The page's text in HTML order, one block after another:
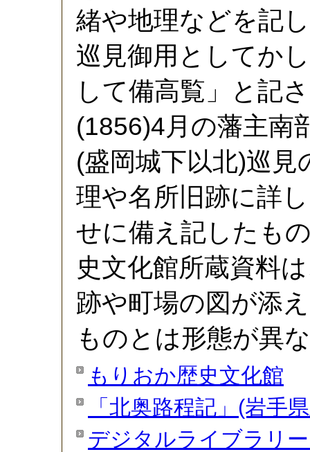
緒や地理などを記
巡見御用としてか
して備高覧」と記
(1856)4月の藩主南
(盛岡城下以北)巡
理や名所旧跡に詳
せに備え記したも
史文化館所蔵資料
跡や町場の図が添
ものとは形態が異
もりおか歴史文化館
「北奥路程記」(岩手
デジタルライブラリ